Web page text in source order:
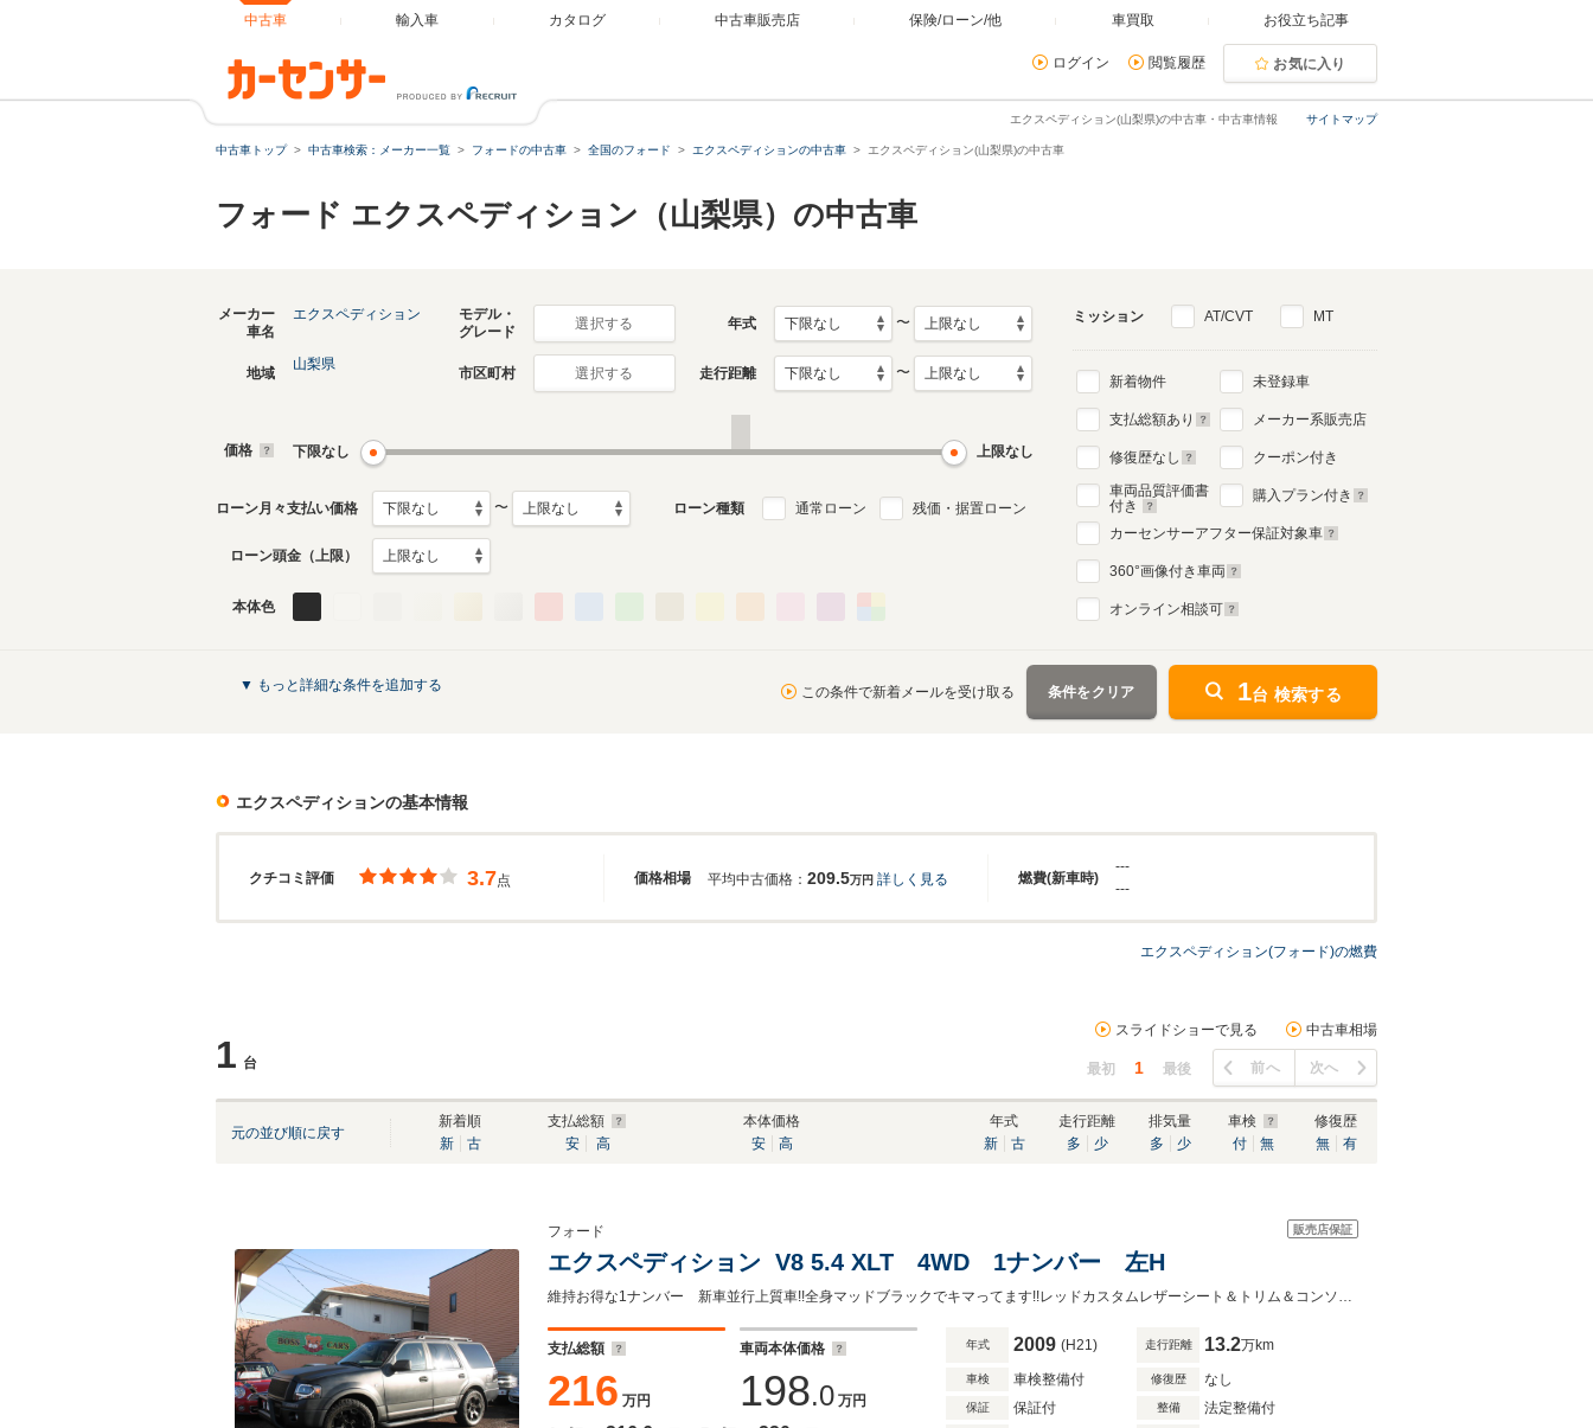
中古車 輸入車 カタログ 中古車販売店 保険/ローン/他 車買取 お役立ち記事
ログイン 閲覧履歴 お気に入り
サイトマップ
エクスペディション(山梨県)の中古車・中古車情報
中古車トップ 中古車検索：メーカー一覧 フォードの中古車 全国のフォード エクスペディションの中古車 エクスペディション(山梨県)の中古車
フォード エクスペディション（山梨県）の中古車
メーカー
車名
エクスペディション
モデル・
グレード
選択する 年式 〜
地域
山梨県
市区町村 選択する 走行距離 〜
価格 下限なし 上限なし
ローン月々支払い価格 〜 ローン種類 通常ローン 残価・据置ローン
ローン頭金（上限）
本体色
ミッション AT/CVT MT
新着物件
支払総額あり
修復歴なし
車両品質評価書
付き
未登録車
メーカー系販売店
クーポン付き
購入プラン付き
カーセンサーアフター保証対象車
360°画像付き車両
オンライン相談可
▼ もっと詳細な条件を追加する この条件で新着メールを受け取る 条件をクリア 1台 検索する
エクスペディションの基本情報
クチコミ評価 価格相場 燃費(新車時)
3.7点 平均中古価格： 209.5万円 詳しく見る
---
---
エクスペディション(フォード)の燃費
1 台
スライドショーで見る 中古車相場
最初 1 最後 前へ 次へ
元の並び順に戻す
新着順
新
古
支払総額
安
高
本体価格
安
高
年式
新
古
走行距離
多
少
排気量
多
少
車検
付
無
修復歴
無
有
販売店保証
フォード
エクスペディション V8 5.4 XLT 4WD 1ナンバー 左H
維持お得な1ナンバー 新車並行上質車!!全身マッドブラックでキマってます!!レッドカスタムレザーシート＆トリム＆コンソール＆ステアリング アルパインメモリーナビ 後席モニター
支払総額
216 万円
車両本体価格
198.0 万円
年式 2009 (H21) 走行距離 13.2万km
車検 車検整備付 修復歴 なし
保証 保証付 整備 法定整備付